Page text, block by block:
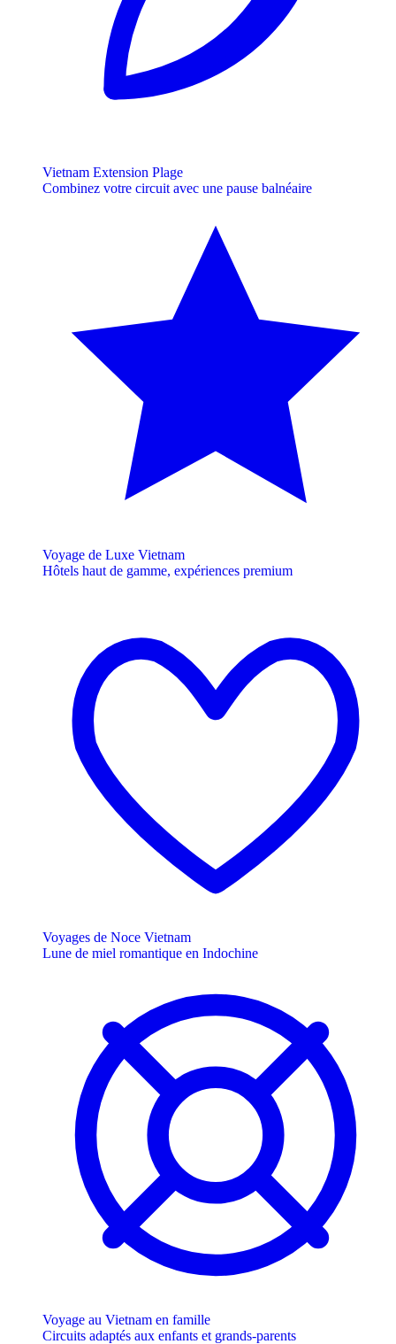
Vietnam Extension Plage
Combinez votre circuit avec une pause balnéaire
Voyage de Luxe Vietnam
Hôtels haut de gamme, expériences premium
Voyages de Noce Vietnam
Lune de miel romantique en Indochine
Voyage au Vietnam en famille
Circuits adaptés aux enfants et grands-parents